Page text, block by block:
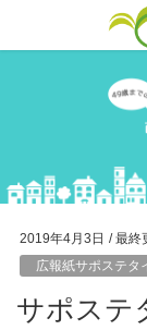
2019年4月3日 / 最終
広報紙サポステタ
サポステタイムス4月号～働く自分